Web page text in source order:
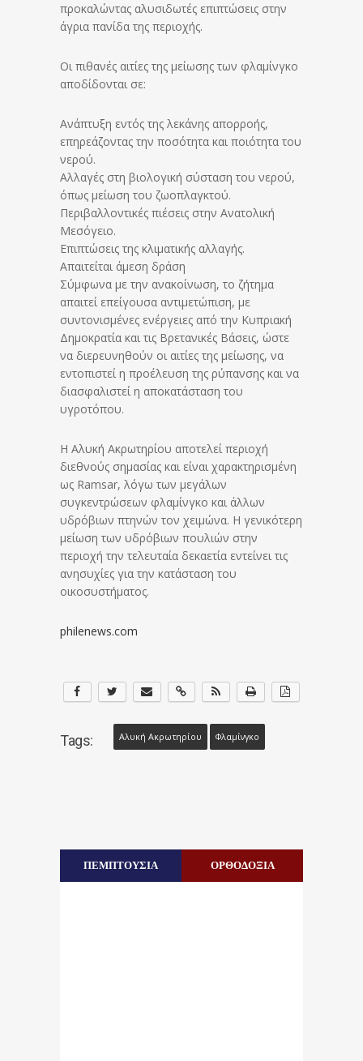
προκαλώντας αλυσιδωτές επιπτώσεις στην
άγρια πανίδα της περιοχής.
Οι πιθανές αιτίες της μείωσης των φλαμίνγκο
αποδίδονται σε:
Ανάπτυξη εντός της λεκάνης απορροής,
επηρεάζοντας την ποσότητα και ποιότητα του
νερού.
Αλλαγές στη βιολογική σύσταση του νερού,
όπως μείωση του ζωοπλαγκτού.
Περιβαλλοντικές πιέσεις στην Ανατολική
Μεσόγειο.
Επιπτώσεις της κλιματικής αλλαγής.
Απαιτείται άμεση δράση
Σύμφωνα με την ανακοίνωση, το ζήτημα
απαιτεί επείγουσα αντιμετώπιση, με
συντονισμένες ενέργειες από την Κυπριακή
Δημοκρατία και τις Βρετανικές Βάσεις, ώστε
να διερευνηθούν οι αιτίες της μείωσης, να
εντοπιστεί η προέλευση της ρύπανσης και να
διασφαλιστεί η αποκατάσταση του
υγροτόπου.
Η Αλυκή Ακρωτηρίου αποτελεί περιοχή
διεθνούς σημασίας και είναι χαρακτηρισμένη
ως Ramsar, λόγω των μεγάλων
συγκεντρώσεων φλαμίνγκο και άλλων
υδρόβιων πτηνών τον χειμώνα. Η γενικότερη
μείωση των υδρόβιων πουλιών στην
περιοχή την τελευταία δεκαετία εντείνει τις
ανησυχίες για την κατάσταση του
οικοσυστήματος.
philenews.com
Tags: Αλυκή Ακρωτηρίου Φλαμίνγκο
ΠΕΜΠΤΟΥΣΙΑ ΟΡΘΟΔΟΞΙΑ